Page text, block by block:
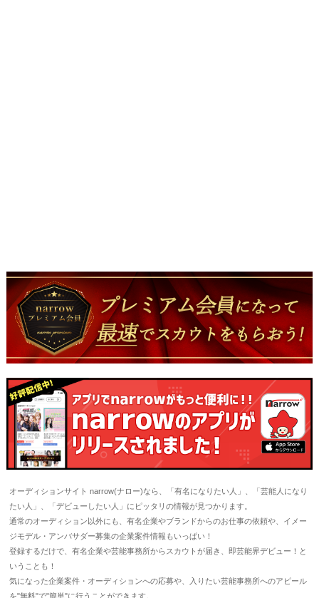
オーディションサイト narrow(ナロー)なら、「有名になりたい人」、「芸能人になり
たい人」、「デビューしたい人」にピッタリの情報が見つかります。
通常のオーディション以外にも、有名企業やブランドからのお仕事の依頼や、イメー
ジモデル・アンバサダー募集の企業案件情報もいっぱい！
登録するだけで、有名企業や芸能事務所からスカウトが届き、即芸能界デビュー！と
いうことも！
気になった企業案件・オーディションへの応募や、入りたい芸能事務所へのアピール
を"無料"で"簡単"に行うことができます。